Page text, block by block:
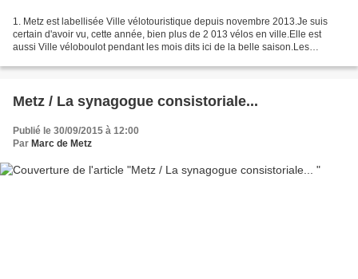
1. Metz est labellisée Ville vélotouristique depuis novembre 2013.Je suis
certain d'avoir vu, cette année, bien plus de 2 013 vélos en ville.Elle est
aussi Ville véloboulot pendant les mois dits ici de la belle saison.Les
Metz / La synagogue consistoriale...
Publié le 30/09/2015 à 12:00
Par Marc de Metz